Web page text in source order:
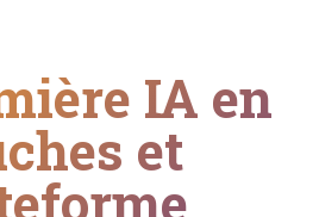
IA en
et